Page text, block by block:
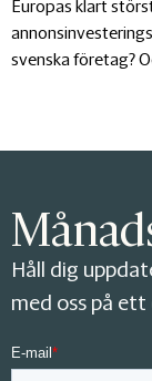
Europas klart
svenska företag?
Håll dig
med oss på